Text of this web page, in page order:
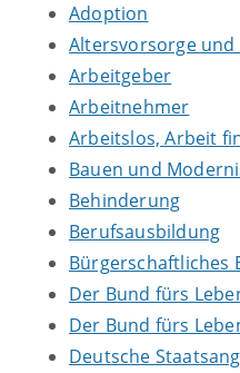
Adoption
Altersvorsorge und
Arbeitgeber
Arbeitnehmer
Arbeitslos, Arbeit
Bauen und
Behinderung
Berufsausbildung
Bürgerschaftliches
Der Bund fürs
Der Bund fürs
Deutsche